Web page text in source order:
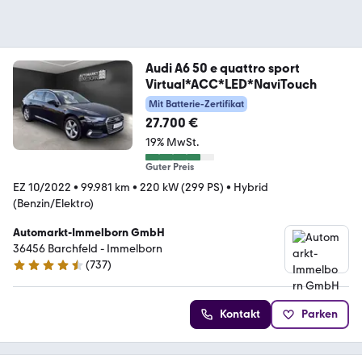
Audi A6 50 e quattro sport
Virtual*ACC*LED*NaviTouch
Mit Batterie-Zertifikat
27.700 €
19% MwSt.
Guter Preis
EZ 10/2022 • 99.981 km • 220 kW (299 PS) • Hybrid
(Benzin/Elektro)
Automarkt-Immelborn GmbH
36456 Barchfeld - Immelborn
4.4 Sterne
(737)
Kontakt Parken